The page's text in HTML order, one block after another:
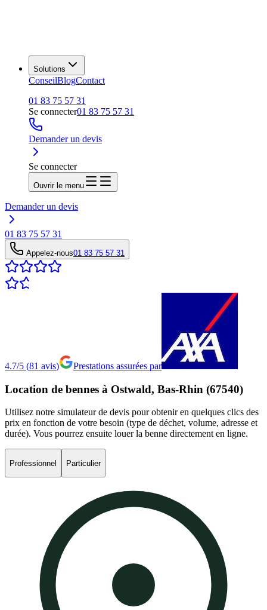
Solutions
ConseilBlogContact
01 83 75 57 31
Se connecter01 83 75 57 31
Demander un devis
Se connecter
Ouvrir le menu
Demander un devis
01 83 75 57 31
Appelez-nous01 83 75 57 31
4.7/5 (81 avis) Prestations assurées par
Location de bennes à Ostwald, Bas-Rhin (67540)
Utilisez notre simulateur de devis pour obtenir en quelques clics des
prix en fonction de votre besoin (type de déchet, volume, adresse et
durée). Vous pourrez ensuite louer la benne directement en ligne.
Professionnel Particulier